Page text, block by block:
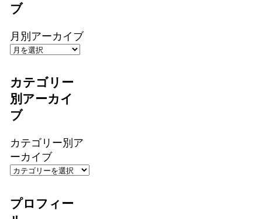
ブ
月別アーカイブ
カテゴリー
別アーカイ
ブ
カテゴリー別ア
ーカイブ
プロフィー